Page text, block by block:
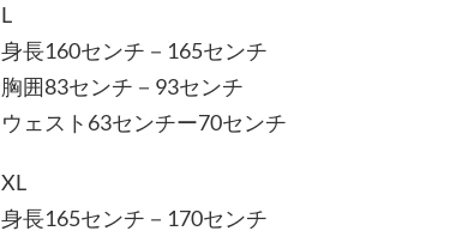
L
身長160センチ－165センチ
胸囲83センチ－93センチ
ウェスト63センチー70センチ
XL
身長165センチ－170センチ